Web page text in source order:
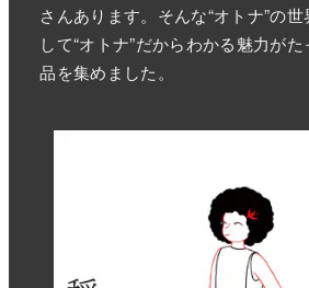
さんあります。そんな“オトナ”の
して“オトナ”だからわかる魅力が
品を集めました。